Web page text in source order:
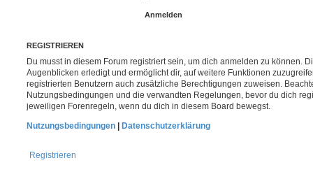
REGISTRIEREN
Du musst in diesem Forum registriert sein, um dich anmelden zu können.
Augenblicken erledigt und ermöglicht dir, auf weitere Funktionen
registrierten Benutzern auch zusätzliche Berechtigungen zuweisen.
Nutzungsbedingungen und die verwandten Regelungen, bevor du dich
jeweiligen Forenregeln, wenn du dich in diesem Board bewegst.
Nutzungsbedingungen
Datenschutzerklärung
Registrieren